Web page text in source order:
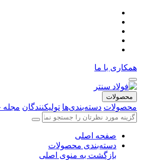
همکاری با ما
محصولات
محصولات دسته‌بندی‌ها تولیکنندگان مجله
صفحه اصلی
دسته‌بندی محصولات
بازگشت به منوی اصلی